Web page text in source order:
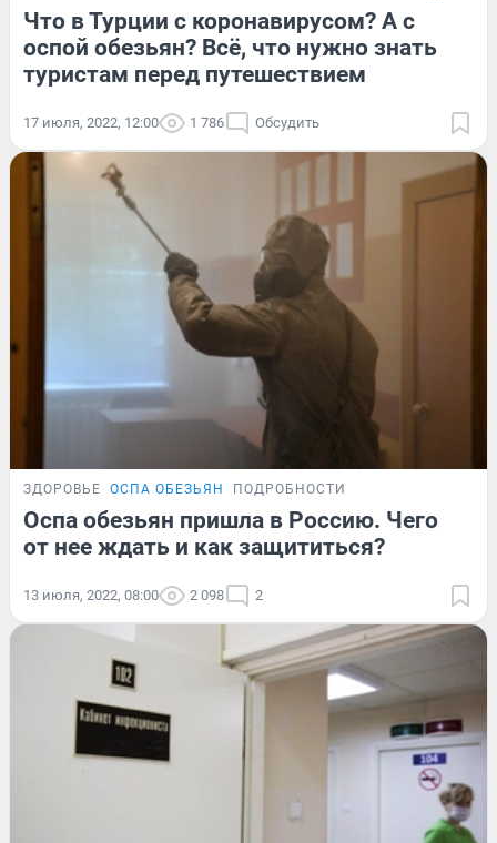
Что в Турции с коронавирусом? А с
оспой обезьян? Всё, что нужно знать
туристам перед путешествием
17 июля, 2022, 12:00 1 786 Обсудить
ЗДОРОВЬЕ ОСПА ОБЕЗЬЯН ПОДРОБНОСТИ
Оспа обезьян пришла в Россию. Чего
от нее ждать и как защититься?
13 июля, 2022, 08:00 2 098 2